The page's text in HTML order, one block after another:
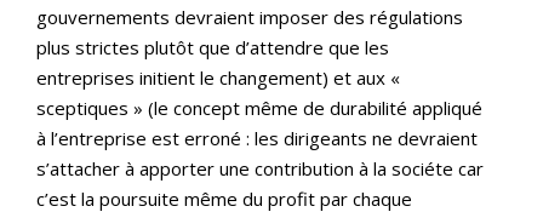
gouvernements devraient imposer des régulations
plus strictes plutôt que d’attendre que les
entreprises initient le changement) et aux «
sceptiques » (le concept même de durabilité appliqué
à l’entreprise est erroné : les dirigeants ne devraient
s’attacher à apporter une contribution à la sociéte car
c’est la poursuite même du profit par chaque